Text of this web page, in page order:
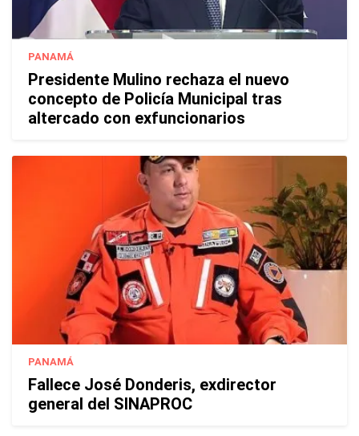
PANAMÁ
Presidente Mulino rechaza el nuevo
concepto de Policía Municipal tras
altercado con exfuncionarios
PANAMÁ
Fallece José Donderis, exdirector
general del SINAPROC